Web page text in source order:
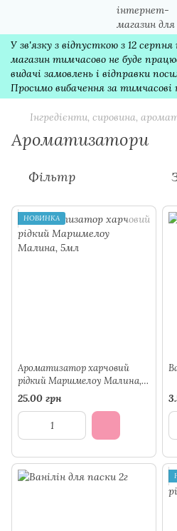
У зв'язку з відпусткою з 12
магазин тимчасово не буде
видачі замовлень і відправки
Просимо вибачення за тимчасові
Інгредієнти, сировина,
Ароматизатори
Фільтр
НОВИНКА
Ароматизатор харчовий
рідкий Маршмелоу Малина,
5мл
25.00 грн